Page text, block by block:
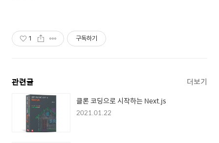
1 구독하기
관련글 더보기
클론 코딩으로 시작하는 Next.js
2021.01.22